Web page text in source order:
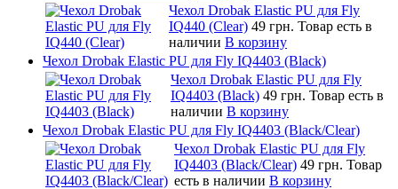
Чехол Drobak Elastic PU для Fly
IQ440 (Clear) 49 грн. Товар есть в
наличии В корзину
Чехол Drobak Elastic PU для Fly IQ4403 (Black)
Чехол Drobak Elastic PU для Fly
IQ4403 (Black) 49 грн. Товар есть в
наличии В корзину
Чехол Drobak Elastic PU для Fly IQ4403 (Black/Clear)
Чехол Drobak Elastic PU для Fly
IQ4403 (Black/Clear) 49 грн. Товар
есть в наличии В корзину